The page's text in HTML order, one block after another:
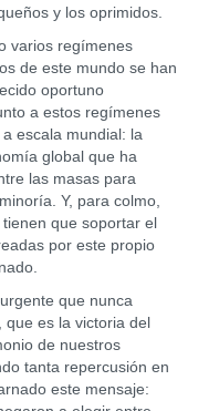
y los oprimidos.
regímenes
de este mundo se han
oportuno
a estos regímenes
escala mundial: la
global que ha
las masas para
Y, para colmo,
que soportar el
por este propio
que nunca
es la victoria del
de nuestros
tanta repercusión en
este mensaje: